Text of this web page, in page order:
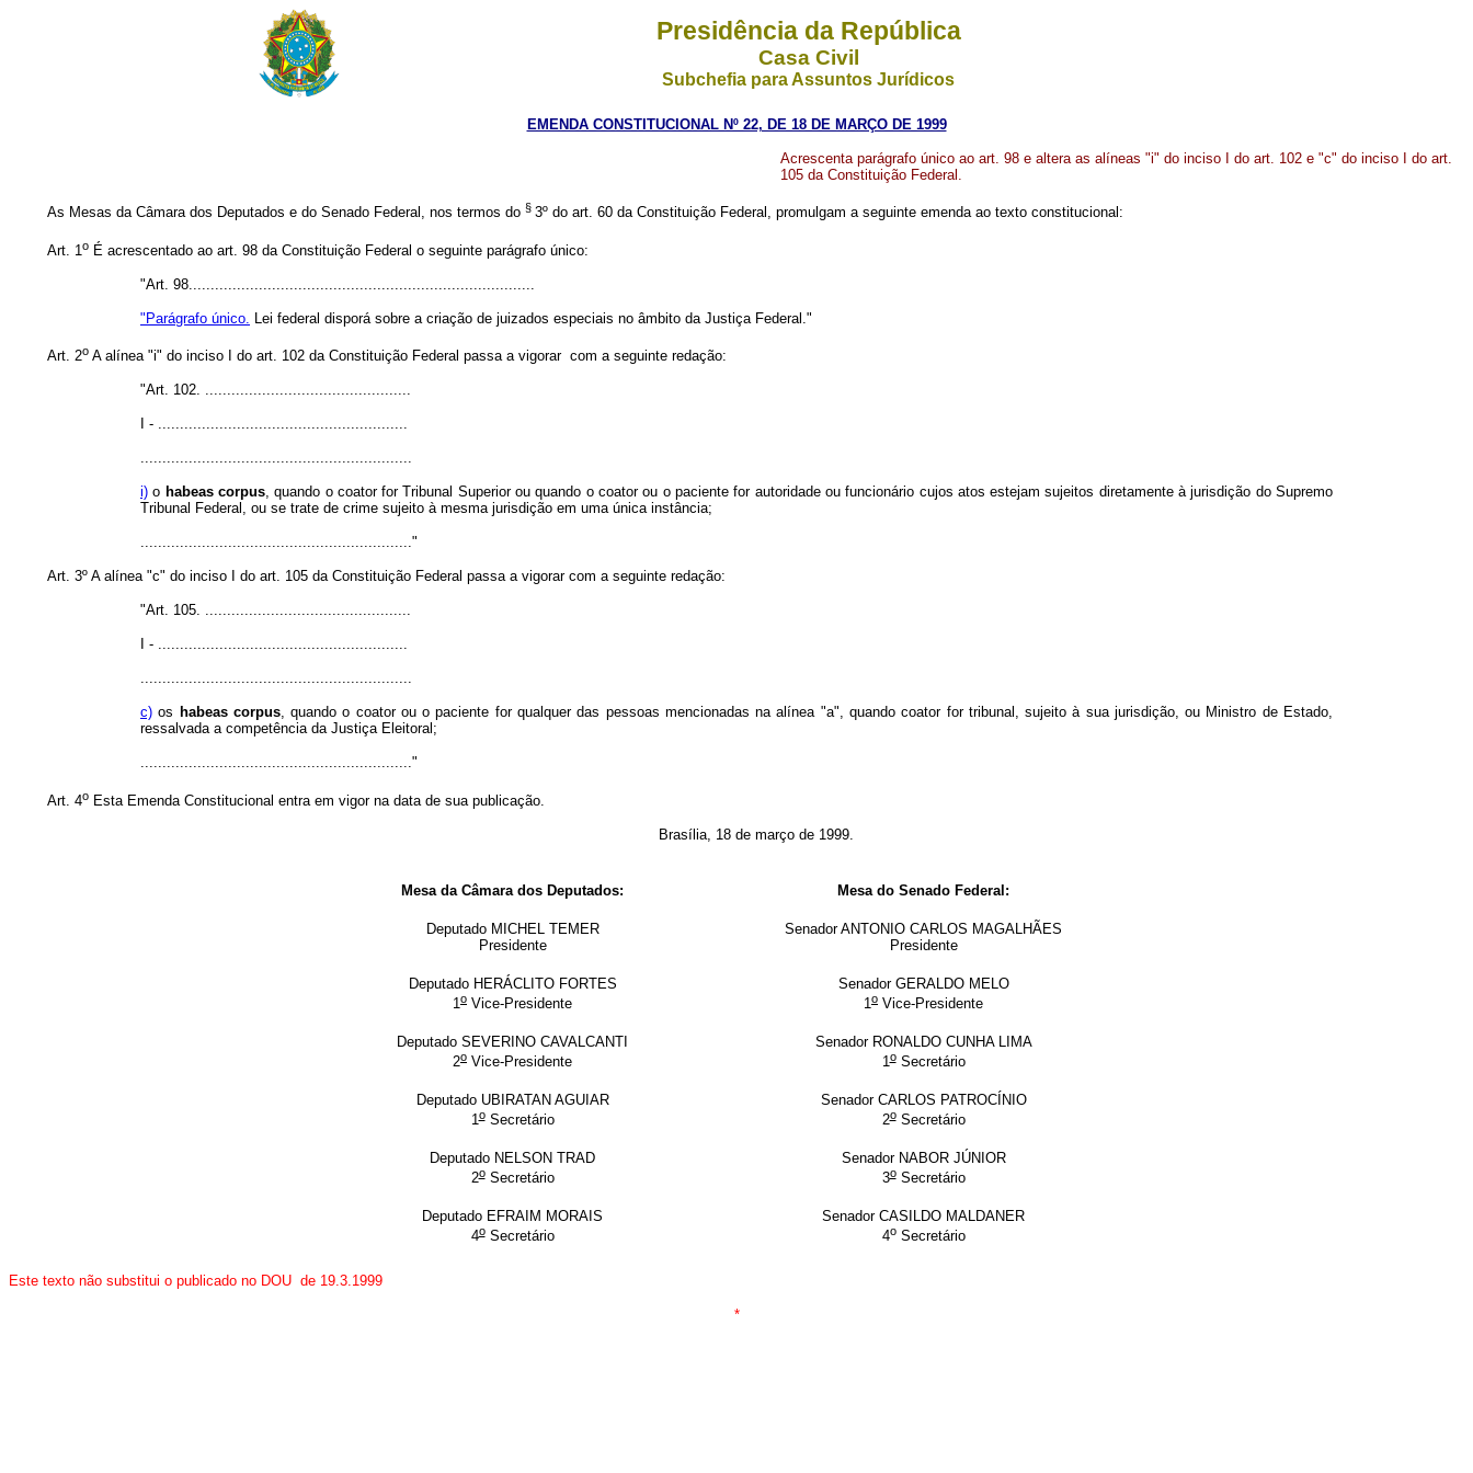
Presidência da República
Casa Civil
Subchefia para Assuntos Jurídicos
EMENDA CONSTITUCIONAL Nº 22, DE 18 DE MARÇO DE 1999
Acrescenta parágrafo único ao art. 98 e altera as alíneas "i" do inciso I do art. 102 e "c" do inciso I do art.
105 da Constituição Federal.
As Mesas da Câmara dos Deputados e do Senado Federal, nos termos do § 3º do art. 60 da Constituição Federal, promulgam a seguinte emenda ao texto constitucional:
Art. 1 o É acrescentado ao art. 98 da Constituição Federal o seguinte parágrafo único:
"Art. 98...............................................................................
"Parágrafo único. Lei federal disporá sobre a criação de juizados especiais no âmbito da Justiça Federal."
Art. 2o A alínea "i" do inciso I do art. 102 da Constituição Federal passa a vigorar com a seguinte redação:
"Art. 102. ...............................................
I - .........................................................
..............................................................
i) o habeas corpus, quando o coator for Tribunal Superior ou quando o coator ou o paciente for autoridade ou funcionário cujos atos estejam sujeitos diretamente à jurisdição do Supremo
Tribunal Federal, ou se trate de crime sujeito à mesma jurisdição em uma única instância;
.............................................................."
Art. 3º A alínea "c" do inciso I do art. 105 da Constituição Federal passa a vigorar com a seguinte redação:
"Art. 105. ...............................................
I - .........................................................
..............................................................
c) os habeas corpus, quando o coator ou o paciente for qualquer das pessoas mencionadas na alínea "a", quando coator for tribunal, sujeito à sua jurisdição, ou Ministro de Estado,
ressalvada a competência da Justiça Eleitoral;
.............................................................."
Art. 4o Esta Emenda Constitucional entra em vigor na data de sua publicação.
Brasília, 18 de março de 1999.
Mesa da Câmara dos Deputados: Mesa do Senado Federal:
Deputado MICHEL TEMER
Presidente
Senador ANTONIO CARLOS MAGALHÃES
Presidente
Deputado HERÁCLITO FORTES
1o Vice-Presidente
Senador GERALDO MELO
1o Vice-Presidente
Deputado SEVERINO CAVALCANTI
2o Vice-Presidente
Senador RONALDO CUNHA LIMA
1oSecretário
Deputado UBIRATAN AGUIAR
1oSecretário
Senador CARLOS PATROCÍNIO
2oSecretário
Deputado NELSON TRAD
2oSecretário
Senador NABOR JÚNIOR
3oSecretário
Deputado EFRAIM MORAIS
4oSecretário
Senador CASILDO MALDANER
4oSecretário
Este texto não substitui o publicado no DOU de 19.3.1999
*